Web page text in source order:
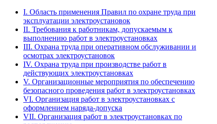
I. Область применения Правил по охране труда при
эксплуатации электроустановок
II. Требования к работникам, допускаемым к
выполнению работ в электроустановках
III. Охрана труда при оперативном обслуживании и
осмотрах электроустановок
IV. Охрана труда при производстве работ в
действующих электроустановках
V. Организационные мероприятия по обеспечению
безопасного проведения работ в электроустановках
VI. Организация работ в электроустановках с
оформлением наряда-допуска
VII. Организация работ в электроустановках по